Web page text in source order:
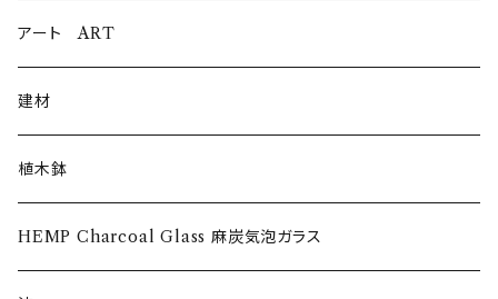
ウイスキーグラス〜Whisky Glass
ゴブレット〜Goblet〜
ショットグラス〜Shot Glass
ワイングラス~Wine Glass
アート ART
建材
植木鉢
HEMP Charcoal Glass 麻炭気泡ガラス